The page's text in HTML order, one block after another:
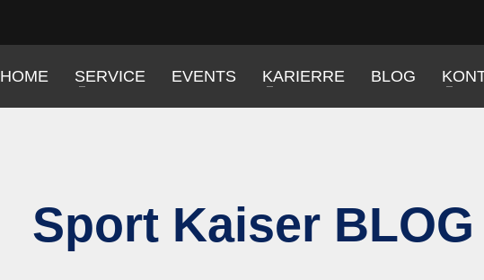
HOME SERVICE EVENTS KARIERRE BLOG
Sport Kaiser BLOG